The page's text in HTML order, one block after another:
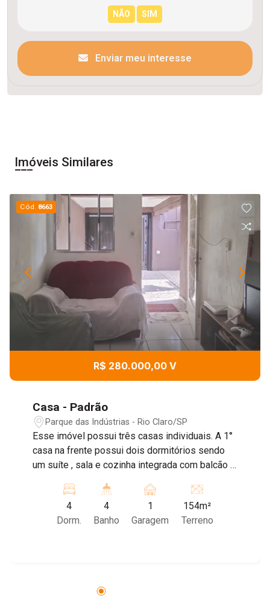
Enviar meu interesse
Imóveis Similares
Cód. 8663
R$ 280.000,00 V
Casa - Padrão
Parque das Indústrias - Rio Claro/SP
Esse imóvel possui três casas individuais. A 1°
casa na frente possui dois dormitórios sendo
um suíte , sala e cozinha integrada com balcão e
a terceira casa possuem sala e cozinha
integrada com balcão, uma suíte grande e piso
em porcelanato As entradas são individuais .
4
Dorm.
4
Banho
1
Garagem
154m²
Terreno